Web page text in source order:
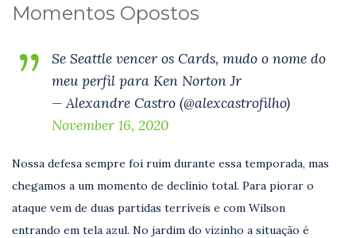
Momentos Opostos
Se Seattle vencer os Cards, mudo o nome do
meu perfil para Ken Norton Jr
— Alexandre Castro (@alexcastrofilho)
November 16, 2020
Nossa defesa sempre foi ruim durante essa temporada, mas
chegamos a um momento de declínio total. Para piorar o
ataque vem de duas partidas terríveis e com Wilson
entrando em tela azul. No jardim do vizinho a situação é